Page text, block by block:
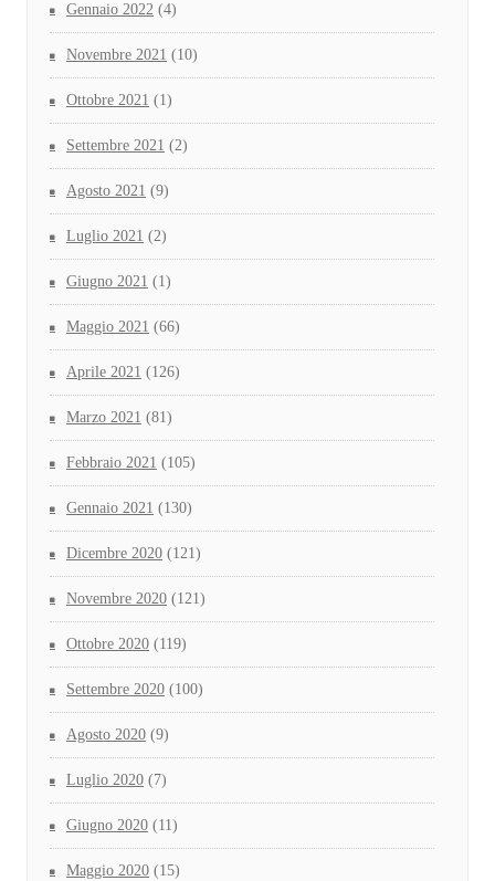
Gennaio 2022 (4)
Novembre 2021 (10)
Ottobre 2021 (1)
Settembre 2021 (2)
Agosto 2021 (9)
Luglio 2021 (2)
Giugno 2021 (1)
Maggio 2021 (66)
Aprile 2021 (126)
Marzo 2021 (81)
Febbraio 2021 (105)
Gennaio 2021 (130)
Dicembre 2020 (121)
Novembre 2020 (121)
Ottobre 2020 (119)
Settembre 2020 (100)
Agosto 2020 (9)
Luglio 2020 (7)
Giugno 2020 (11)
Maggio 2020 (15)